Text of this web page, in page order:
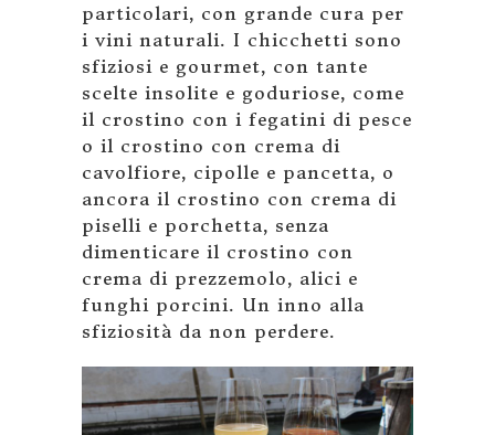
particolari, con grande cura per
i vini naturali. I chicchetti sono
sfiziosi e gourmet, con tante
scelte insolite e goduriose, come
il crostino con i fegatini di pesce
o il crostino con crema di
cavolfiore, cipolle e pancetta, o
ancora il crostino con crema di
piselli e porchetta, senza
dimenticare il crostino con
crema di prezzemolo, alici e
funghi porcini. Un inno alla
sfiziosità da non perdere.